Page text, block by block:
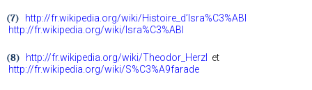
(7)
http://fr.wikipedia.org/wiki/Histoire_d’Isra%C3%ABl
http://fr.wikipedia.org/wiki/Isra%C3%ABl
(8) http://fr.wikipedia.org/wiki/Theodor_Herzl
et
http://fr.wikipedia.org/wiki/S%C3%A9farade